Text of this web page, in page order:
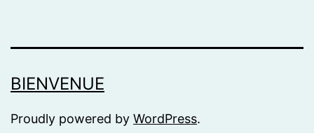
BIENVENUE
Proudly powered by WordPress.